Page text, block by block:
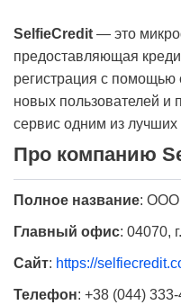
SelfieCredit — это
предоставляющая
регистрация с
новых пользователей и
сервис одним из
Про компанию
Полное название: ООО
Главный офис: 04070,
Сайт: https://
Телефон: +38 (044)